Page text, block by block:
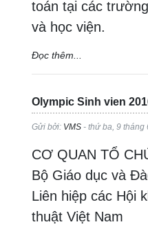
toán tại các
và học viện.
Đọc thêm...
Olympic Sinh vien
Gửi bởi: VMS - thứ ba, 9 tháng
CƠ QUAN TỔ
Bộ Giáo dục và
Liên hiệp các Hội
thuật Việt Nam